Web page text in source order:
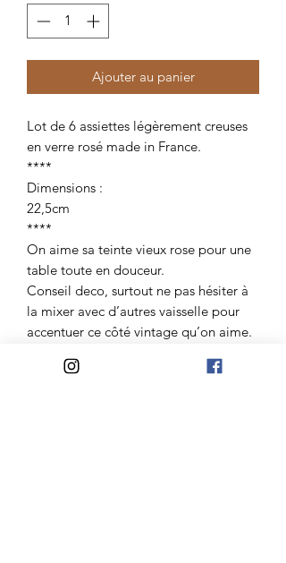
Ajouter au panier
Lot de 6 assiettes légèrement creuses
en verre rosé made in France.
****
Dimensions :
22,5cm
****
On aime sa teinte vieux rose pour une
table toute en douceur.
Conseil deco, surtout ne pas hésiter à
la mixer avec d’autres vaisselle pour
accentuer ce côté vintage qu’on aime.
Chiné avec amour spécialement pour